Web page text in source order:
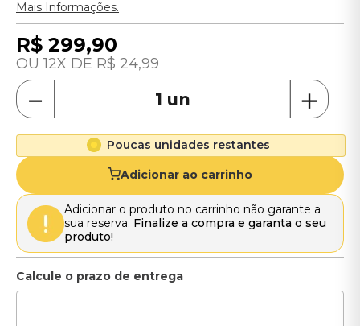
Mais Informações.
R$ 299,90
12 R$ 24,99
＋
－
Poucas unidades restantes
Adicionar ao carrinho
Adicionar o produto no carrinho não garante a
sua reserva. Finalize a compra e garanta o seu
produto!